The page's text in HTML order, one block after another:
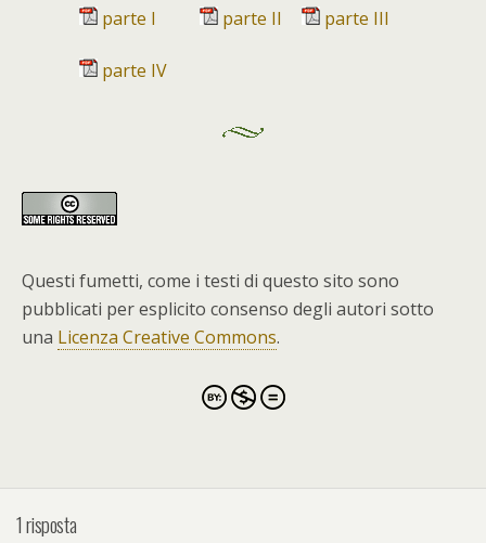
parte I parte II parte III
parte IV
Questi fumetti, come i testi di questo sito sono
pubblicati per esplicito consenso degli autori sotto
una Licenza Creative Commons.
1 risposta